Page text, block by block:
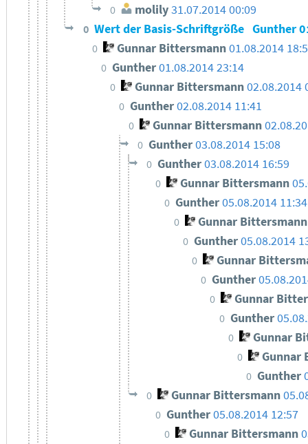
0 molily31.07.2014 00:09
0 Wert der Basis-Schriftgröße Gunther
0 Gunnar Bittersmann 01.08.2014
0 Gunther01.08.2014 23:14
0 Gunnar Bittersmann02.08.2014
0 Gunther02.08.2014 11:41
0 Gunnar Bittersmann
0 Gunther03.08.2014 15:08
0 Gunther03.08.2014 16:59
0 Gunnar Bittersmann
0 Gunther05.08.2014 11:34
0 Gunnar Bittersmann
0 Gunther05.08.2014
0 Gunnar
0 Gunther
0 Gunnar
0 Gunther
0 Gunnar
0 Gunnar
0 Gunther
0 Gunnar Bittersmann
0 Gunther05.08.2014 12:57
0 Gunnar Bittersmann